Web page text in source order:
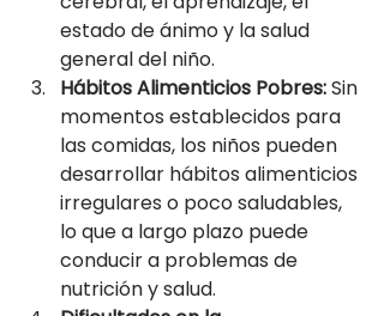
estado de ánimo y la salud
general del niño.
Hábitos Alimenticios Pobres: Sin
momentos establecidos para
las comidas, los niños pueden
desarrollar hábitos alimenticios
irregulares o poco saludables,
lo que a largo plazo puede
conducir a problemas de
nutrición y salud.